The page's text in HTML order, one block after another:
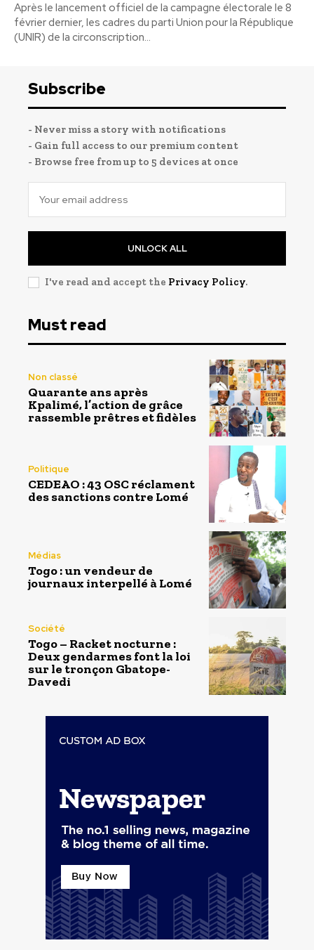
Après le lancement officiel de la campagne électorale le 8
février dernier, les cadres du parti Union pour la République
(UNIR) de la circonscription...
Subscribe
- Never miss a story with notifications
- Gain full access to our premium content
- Browse free from up to 5 devices at once
UNLOCK ALL
I've read and accept the Privacy Policy.
Must read
Non classé
Quarante ans après
Kpalimé, l’action de grâce
rassemble prêtres et fidèles
Politique
CEDEAO : 43 OSC réclament
des sanctions contre Lomé
Médias
Togo : un vendeur de
journaux interpellé à Lomé
Société
Togo – Racket nocturne :
Deux gendarmes font la loi
sur le tronçon Gbatope-
Davedi